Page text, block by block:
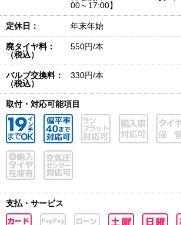
00～17:00】
定休日： 年末年始
廃タイヤ料：
（税込）
550円/本
バルブ交換料：
（税込）
330円/本
取付・対応可能項目
支払・サービス